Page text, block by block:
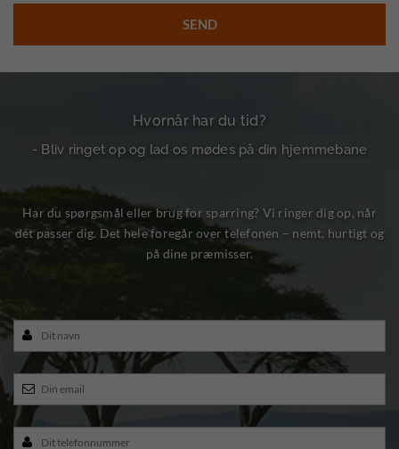
Hvornår har du tid?
- Bliv ringet op og lad os mødes på din hjemmebane
Har du spørgsmål eller brug for sparring? Vi ringer dig op, når
det passer dig. Det hele foregår over telefonen – nemt, hurtigt og
på dine præmisser.